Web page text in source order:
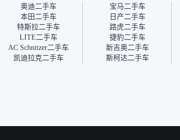
为瓜子有
病维修更
奥迪二手车 宝马二手车
本田二手车 日产二手车
特斯拉二手车 路虎二手车
LITE二手车 捷豹二手车
AC Schnitzer二手车 新吉奥二手车
凯迪拉克二手车 斯柯达二手车